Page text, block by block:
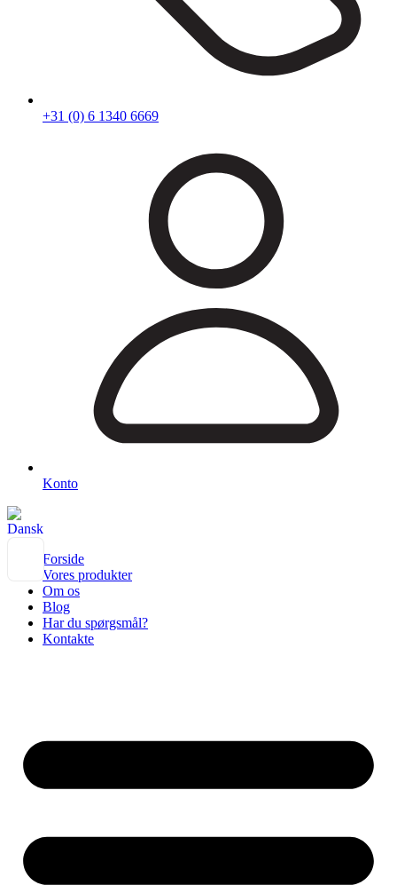
+31 (0) 6 1340 6669
Konto
Forside
Vores produkter
Om os
Blog
Har du spørgsmål?
Kontakte